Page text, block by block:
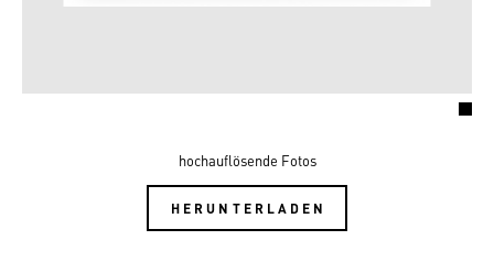
hochauflösende Fotos
HERUNTERLADEN